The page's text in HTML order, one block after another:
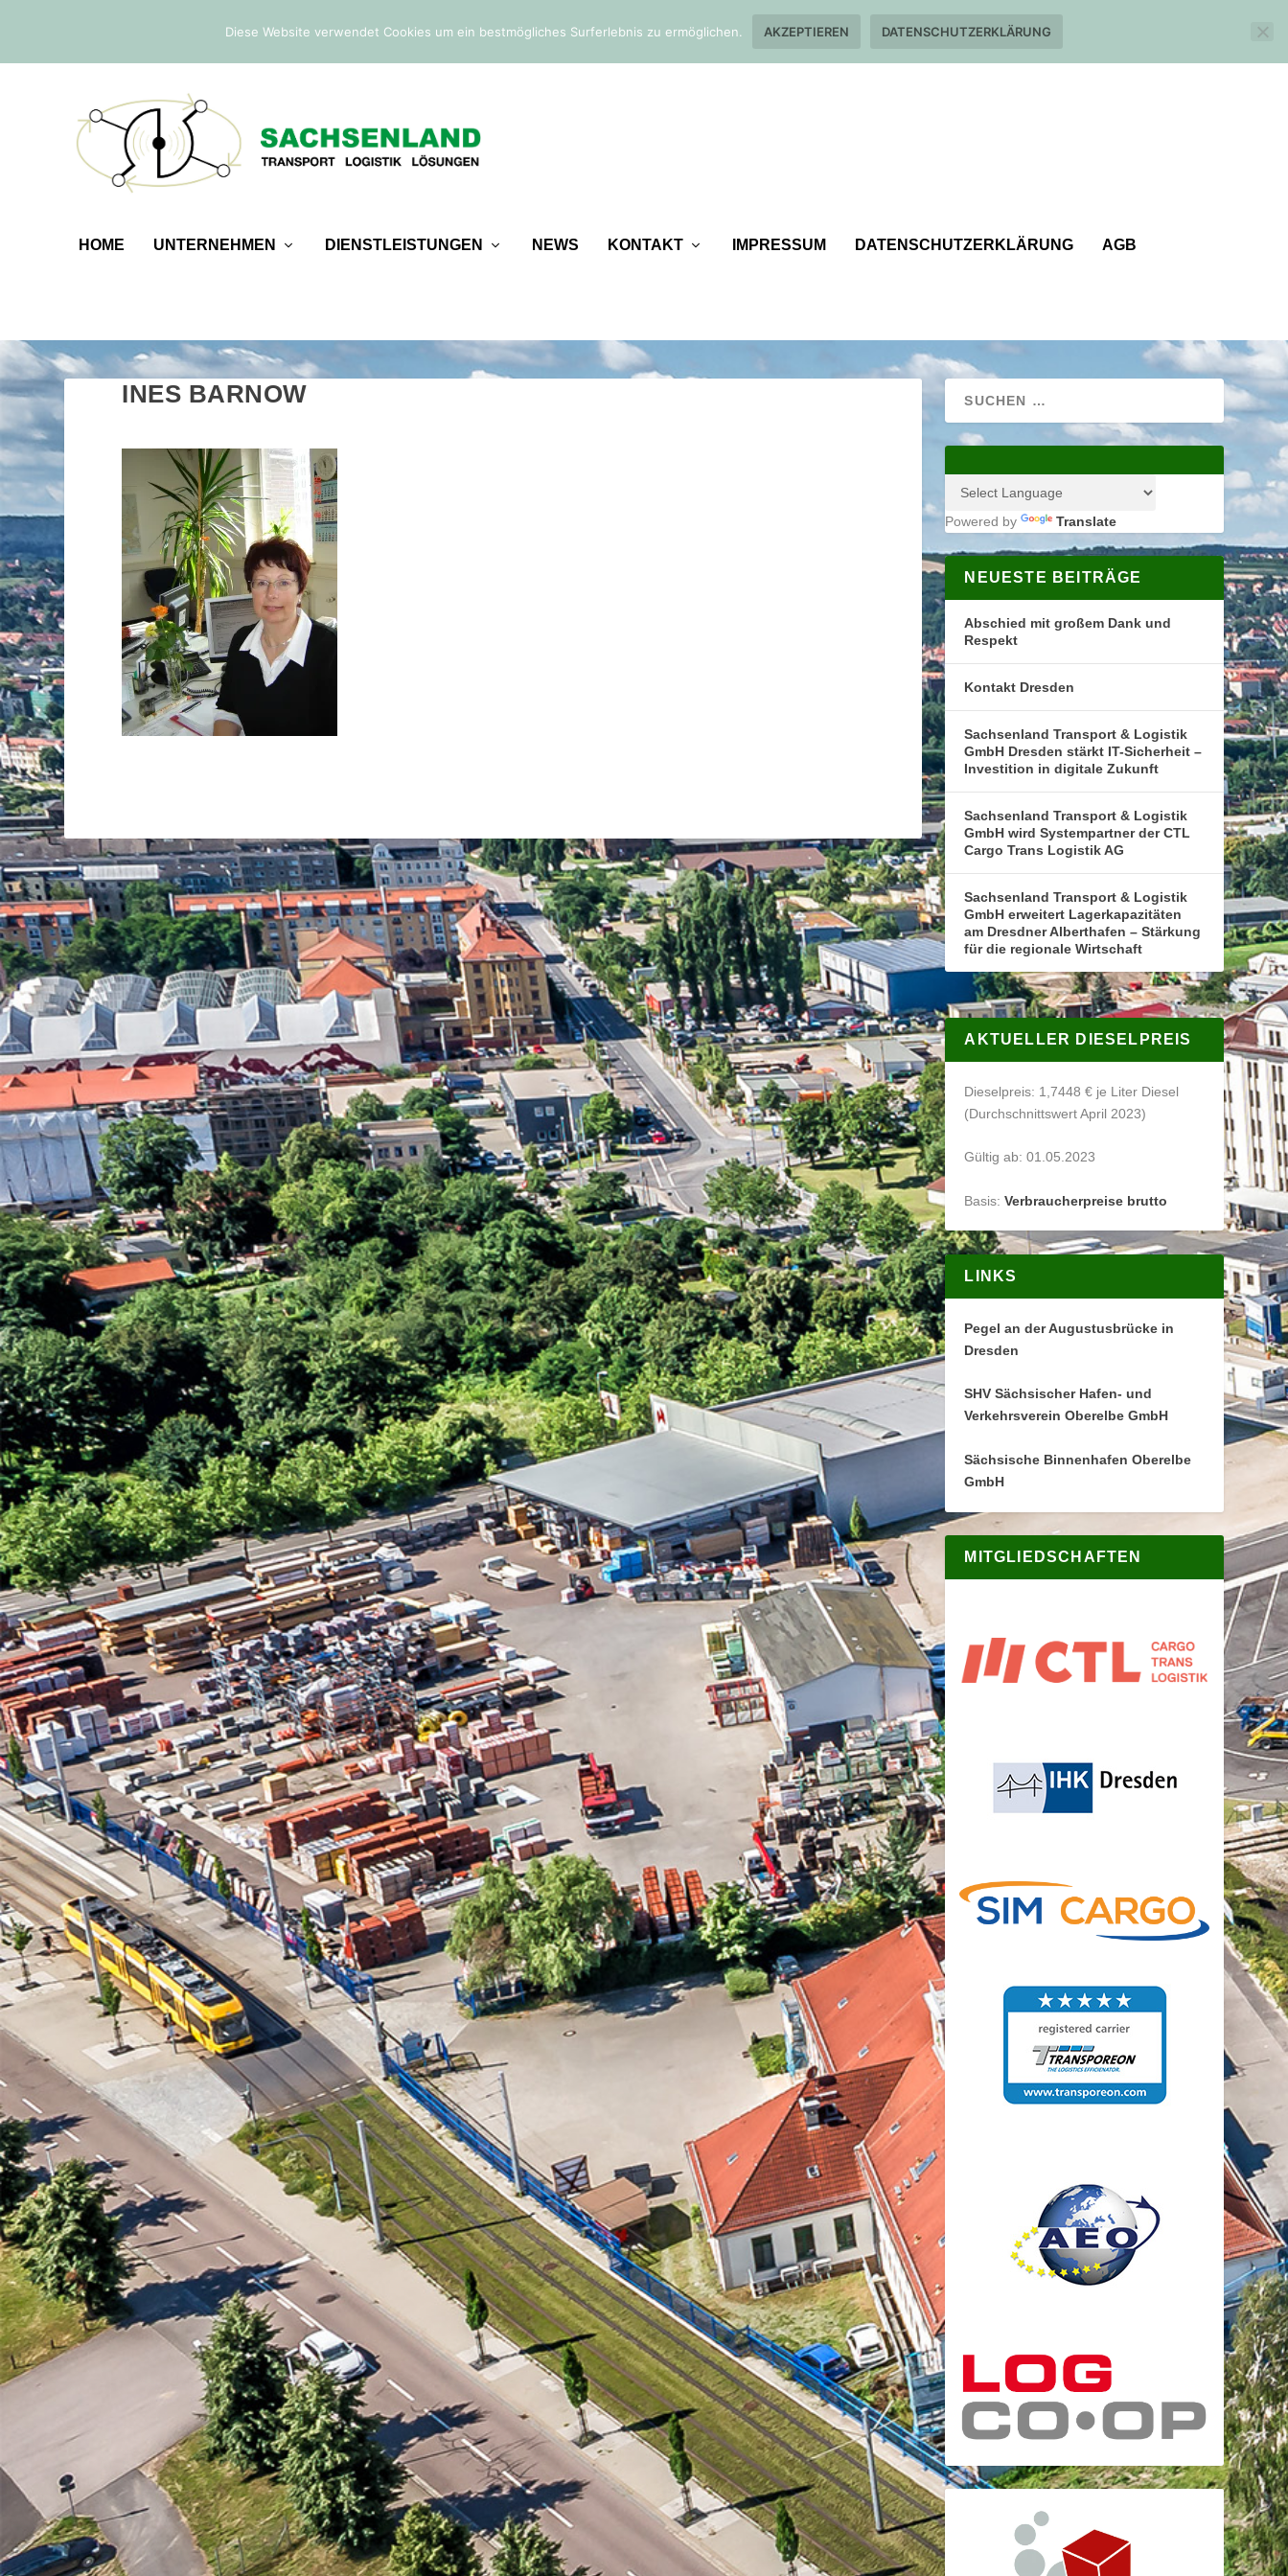
Befreiung von der Sicherheitsleistung
HOME UNTERNEHMEN DIENSTLEISTUNGEN NEWS KONTAKT IMPRESSUM DATENSCHUTZERKLÄRUNG AGB
INES BARNOW
Powered by Translate
NEUESTE BEITRÄGE
Abschied mit großem Dank und
Respekt
Kontakt Dresden
Sachsenland Transport & Logistik
GmbH Dresden stärkt IT-Sicherheit –
Investition in digitale Zukunft
Sachsenland Transport & Logistik
GmbH wird Systempartner der CTL
Cargo Trans Logistik AG
Sachsenland Transport & Logistik
GmbH erweitert Lagerkapazitäten
am Dresdner Alberthafen – Stärkung
für die regionale Wirtschaft
AKTUELLER DIESELPREIS
Dieselpreis: 1,7448 € je Liter Diesel
(Durchschnittswert April 2023)
Gültig ab: 01.05.2023
Basis:Verbraucherpreise brutto
LINKS
Pegel an der Augustusbrücke in
Dresden
SHV Sächsischer Hafen- und
Verkehrsverein Oberelbe GmbH
Sächsische Binnenhafen Oberelbe
GmbH
MITGLIEDSCHAFTEN
Diese Website verwendet Cookies um ein bestmögliches Surferlebnis zu ermöglichen. AKZEPTIEREN DATENSCHUTZERKLÄRUNG